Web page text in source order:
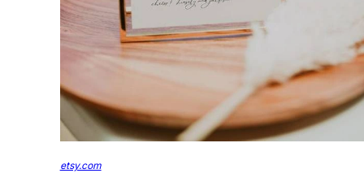
etsy.com